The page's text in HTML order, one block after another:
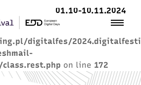
array offset on value of
digitalfes/
on line 172
01.10-10.11.2024